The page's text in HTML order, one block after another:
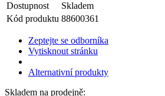
Dostupnost
Skladem
Kód produktu 88600361
Zeptejte se odborníka
Vytisknout stránku
Alternativní produkty
Skladem na prodejně: